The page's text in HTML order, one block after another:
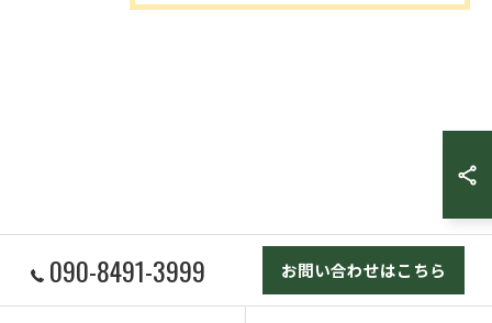
090-8491-3999 お問い合わせはこちら